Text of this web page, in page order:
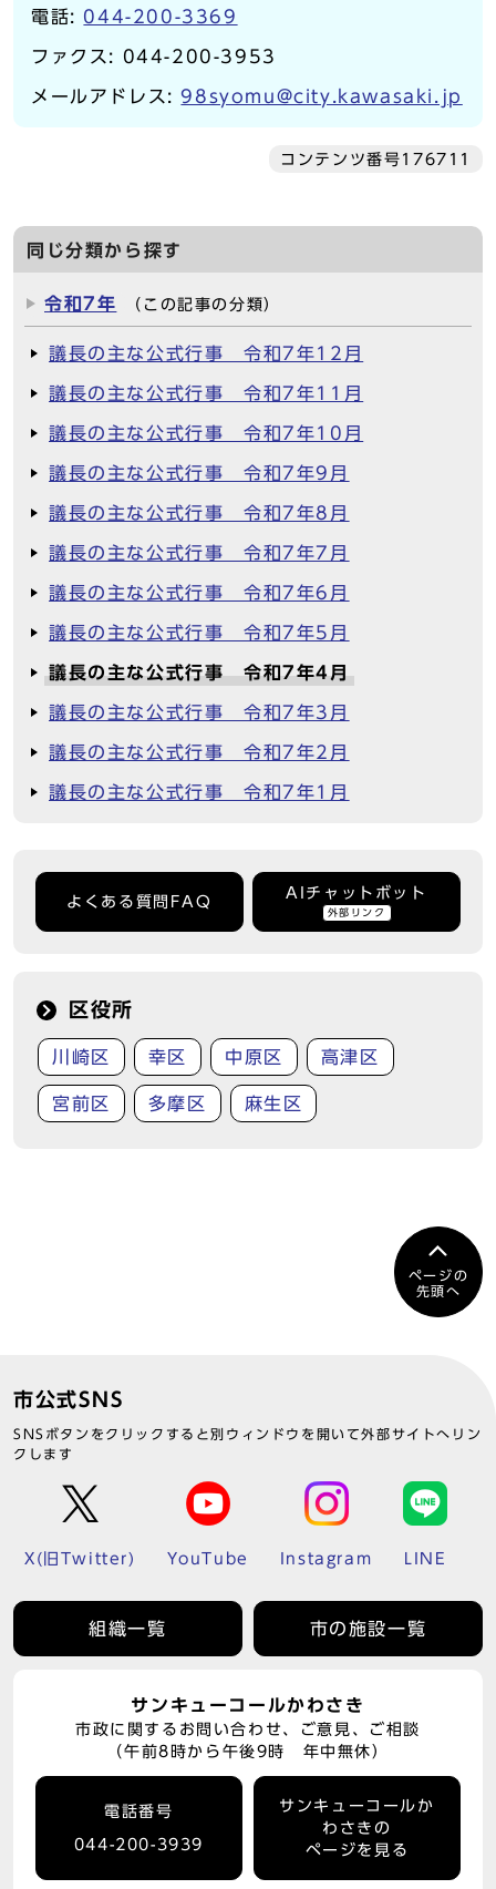
電話: 044-200-3369
ファクス: 044-200-3953
メールアドレス:98syomu@city.kawasaki.jp
コンテンツ番号176711
同じ分類から探す
令和7年 （この記事の分類）
議長の主な公式行事 令和7年12月
議長の主な公式行事 令和7年11月
議長の主な公式行事 令和7年10月
議長の主な公式行事 令和7年9月
議長の主な公式行事 令和7年8月
議長の主な公式行事 令和7年7月
議長の主な公式行事 令和7年6月
議長の主な公式行事 令和7年5月
議長の主な公式行事 令和7年4月
議長の主な公式行事 令和7年3月
議長の主な公式行事 令和7年2月
議長の主な公式行事 令和7年1月
よくある質問FAQ
AIチャットボット
外部リンク
区役所
川崎区 幸区 中原区 高津区
宮前区 多摩区 麻生区
ページの
先頭へ
市公式SNS
SNSボタンをクリックすると別ウィンドウを開いて外部サイトへリン
クします
X(旧Twitter) YouTube Instagram LINE
組織一覧 市の施設一覧
サンキューコールかわさき
市政に関するお問い合わせ、ご意見、ご相談
（午前8時から午後9時 年中無休）
電話番号
044-200-3939
サンキューコールか
わさきの
ページを見る